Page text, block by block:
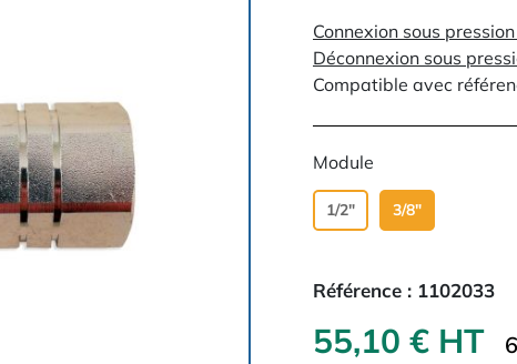
Connexion sous
Déconnexion sous
Compatible avec
Module
1/2" 3/8"
Référence : 1102033
55,10 € HT